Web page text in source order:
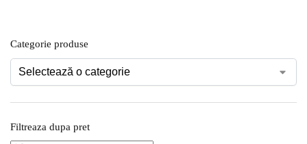
Categorie produse
Filtreaza dupa pret